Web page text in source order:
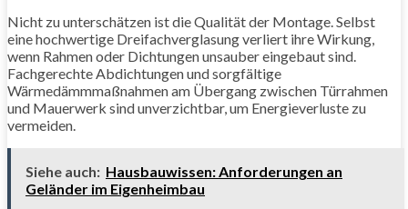
Nicht zu unterschätzen ist die Qualität der Montage. Selbst
eine hochwertige Dreifachverglasung verliert ihre Wirkung,
wenn Rahmen oder Dichtungen unsauber eingebaut sind.
Fachgerechte Abdichtungen und sorgfältige
Wärmedämmmaßnahmen am Übergang zwischen Türrahmen
und Mauerwerk sind unverzichtbar, um Energieverluste zu
vermeiden.
Siehe auch: Hausbauwissen: Anforderungen an
Geländer im Eigenheimbau